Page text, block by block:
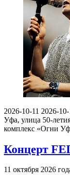
2026-10-11 2026-10-
Уфа, улица 50-
комплекс «Огни
Концерт
11 октября 2026